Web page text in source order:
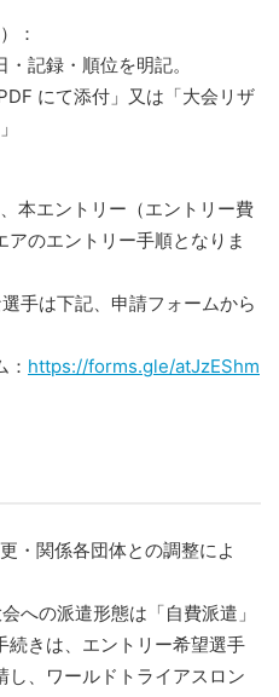
：
記録・順位を明記。
にて添付」又は「大会リザ
本エントリー（エントリー費
のエントリー手順となりま
手は下記、申請フォームから
https://forms.gle/atJzEShm
・関係各団体との調整によ
への派遣形態は「自費派遣」
続きは、エントリー希望選手
し、ワールドトライアスロン